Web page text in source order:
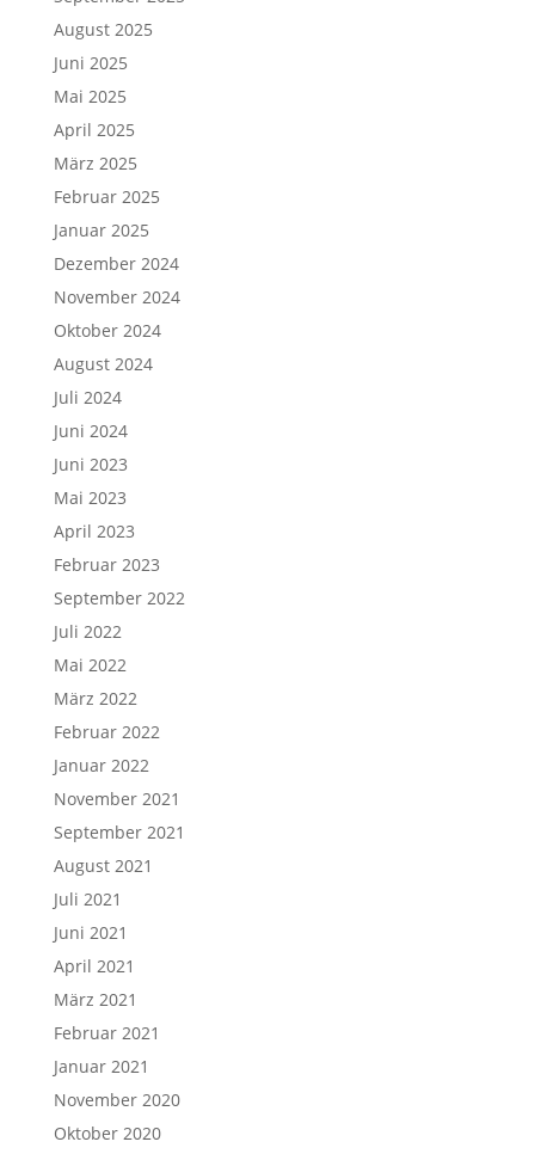
August 2025
Juni 2025
Mai 2025
April 2025
März 2025
Februar 2025
Januar 2025
Dezember 2024
November 2024
Oktober 2024
August 2024
Juli 2024
Juni 2024
Juni 2023
Mai 2023
April 2023
Februar 2023
September 2022
Juli 2022
Mai 2022
März 2022
Februar 2022
Januar 2022
November 2021
September 2021
August 2021
Juli 2021
Juni 2021
April 2021
März 2021
Februar 2021
Januar 2021
November 2020
Oktober 2020